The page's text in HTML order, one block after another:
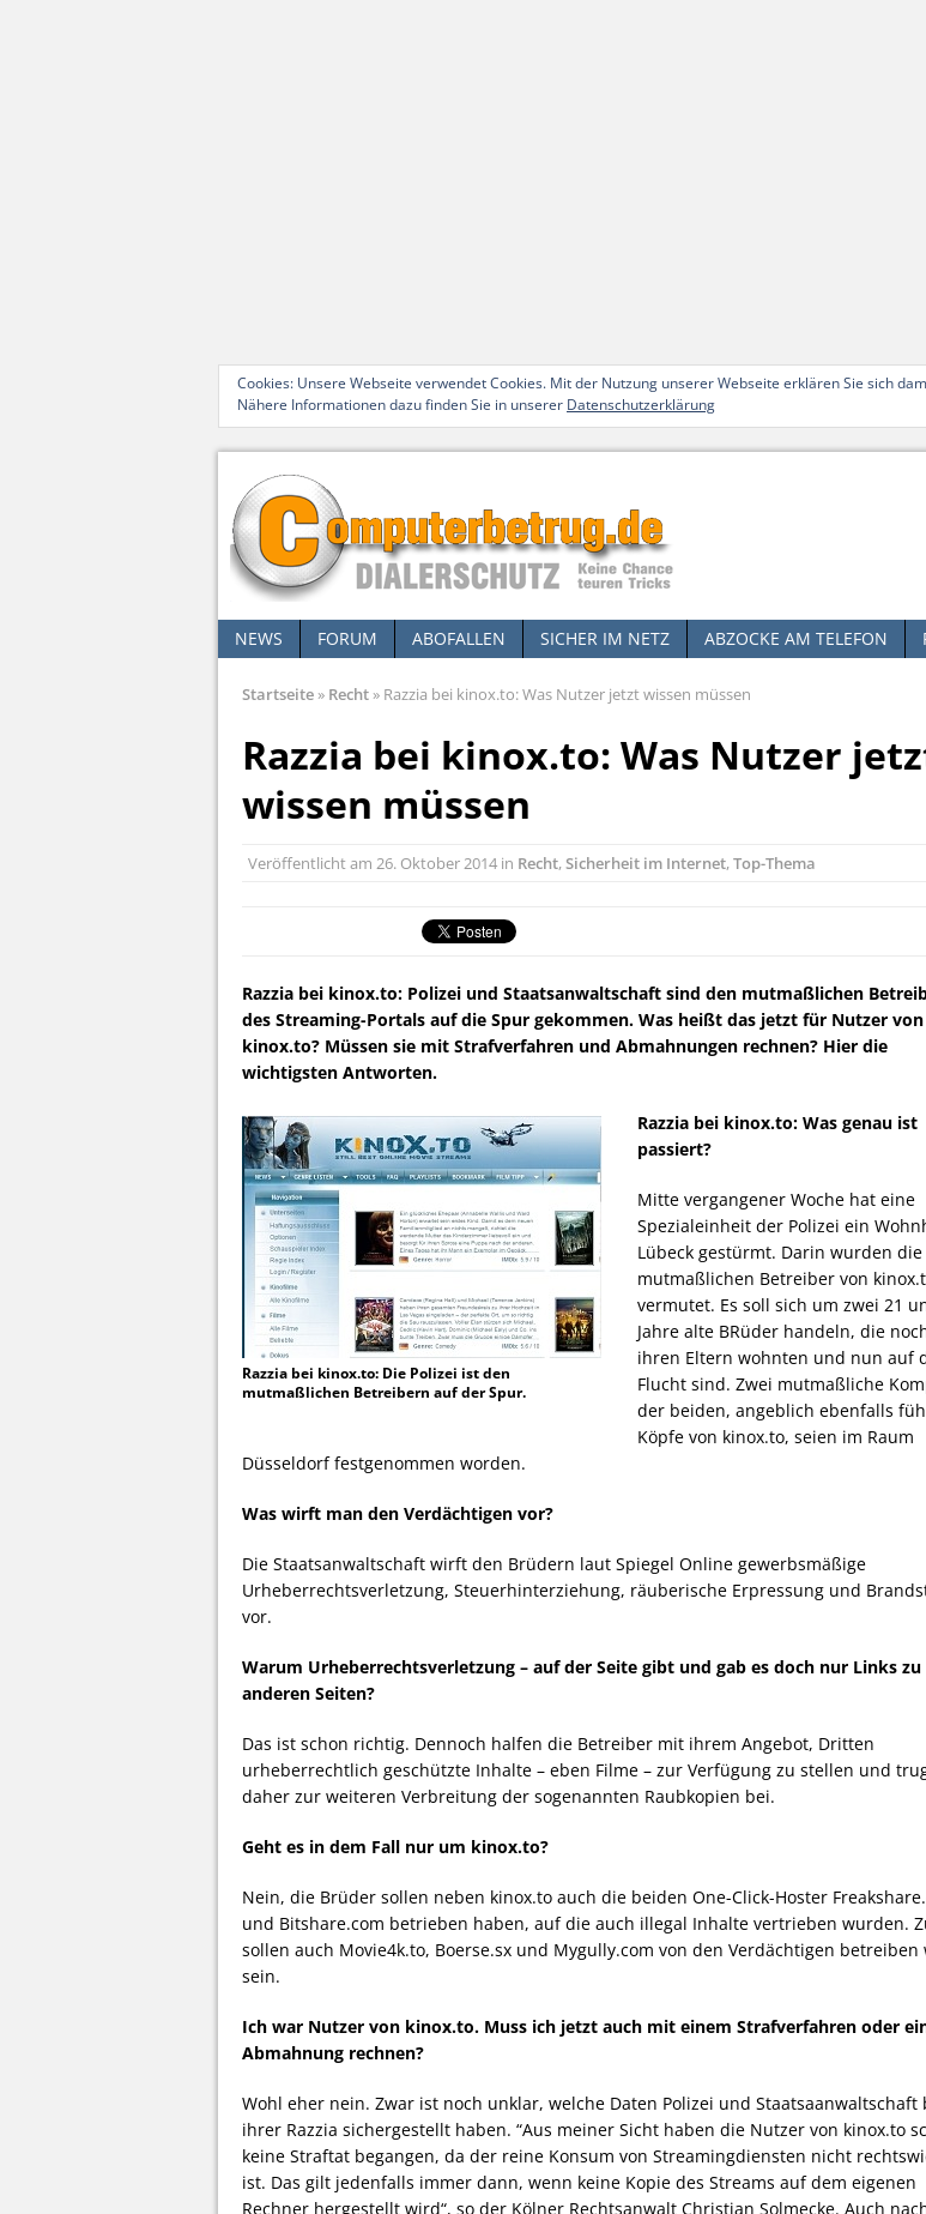
Cookies: Unsere Webseite verwendet Cookies. Mit der Nutzung unserer Webseite erklären Sie sich
Nähere Informationen dazu finden Sie in unserer Datenschutzerklärung
NEWS FORUM ABOFALLEN SICHER IM NETZ ABZOCKE AM TELEFON
Startseite» Recht» Razzia bei kinox.to: Was Nutzer jetzt wissen müssen
Razzia bei kinox.to: Was Nutzer
wissen müssen
Veröffentlicht am 26. Oktober 2014 in Recht,Sicherheit im Internet,Top-Thema
Razzia bei kinox.to: Polizei und Staatsanwaltschaft sind den mutmaßlichen
des Streaming-Portals auf die Spur gekommen. Was heißt das jetzt für Nutzer von
kinox.to? Müssen sie mit Strafverfahren und Abmahnungen rechnen? Hier die
wichtigsten Antworten.
Razzia bei kinox.to: Die Polizei ist den
mutmaßlichen Betreibern auf der Spur.
Razzia bei kinox.to: Was genau ist
passiert?
Mitte vergangener Woche hat eine
Spezialeinheit der Polizei ein
Lübeck gestürmt. Darin wurden
mutmaßlichen Betreiber von
vermutet. Es soll sich um zwei 21
Jahre alte BRüder handeln, die
ihren Eltern wohnten und nun auf
Flucht sind. Zwei mutmaßliche
der beiden, angeblich ebenfalls
Köpfe von kinox.to, seien im Raum
Düsseldorf festgenommen worden.
Was wirft man den Verdächtigen vor?
Die Staatsanwaltschaft wirft den Brüdern laut Spiegel Online gewerbsmäßige
Urheberrechtsverletzung, Steuerhinterziehung, räuberische Erpressung und
vor.
Warum Urheberrechtsverletzung – auf der Seite gibt und gab es doch nur Links zu
anderen Seiten?
Das ist schon richtig. Dennoch halfen die Betreiber mit ihrem Angebot, Dritten
urheberrechtlich geschützte Inhalte – eben Filme – zur Verfügung zu stellen und
daher zur weiteren Verbreitung der sogenannten Raubkopien bei.
Geht es in dem Fall nur um kinox.to?
Nein, die Brüder sollen neben kinox.to auch die beiden One-Click-Hoster
und Bitshare.com betrieben haben, auf die auch illegal Inhalte vertrieben wurden.
sollen auch Movie4k.to, Boerse.sx und Mygully.com von den Verdächtigen betreiben
sein.
Ich war Nutzer von kinox.to. Muss ich jetzt auch mit einem Strafverfahren oder
Abmahnung rechnen?
Wohl eher nein. Zwar ist noch unklar, welche Daten Polizei und Staatsaanwaltschaft
ihrer Razzia sichergestellt haben. “Aus meiner Sicht haben die Nutzer von kinox.to
keine Straftat begangen, da der reine Konsum von Streamingdiensten nicht
ist. Das gilt jedenfalls immer dann, wenn keine Kopie des Streams auf dem eigenen
Rechner hergestellt wird“, so der Kölner Rechtsanwalt Christian Solmecke. Auch